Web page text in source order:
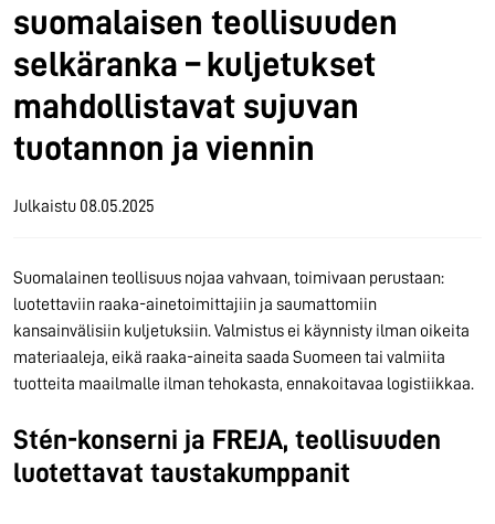
suomalaisen teollisuuden
selkäranka – kuljetukset
mahdollistavat sujuvan
tuotannon ja viennin
Julkaistu 08.05.2025
Suomalainen teollisuus nojaa vahvaan, toimivaan perustaan:
luotettaviin raaka-ainetoimittajiin ja saumattomiin
kansainvälisiin kuljetuksiin. Valmistus ei käynnisty ilman oikeita
materiaaleja, eikä raaka-aineita saada Suomeen tai valmiita
tuotteita maailmalle ilman tehokasta, ennakoitavaa logistiikkaa.
Stén-konserni ja FREJA, teollisuuden
luotettavat taustakumppanit